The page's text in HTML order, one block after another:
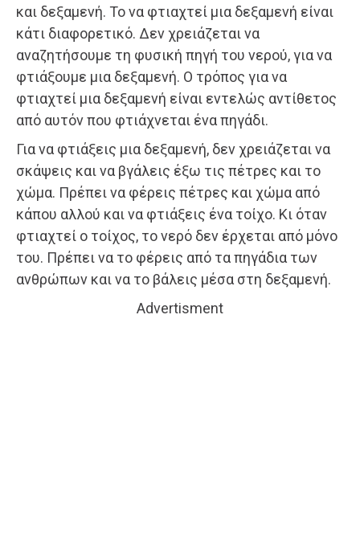
και δεξαμενή. Το να φτιαχτεί μια δεξαμενή είναι
κάτι διαφορετικό. Δεν χρειάζεται να
αναζητήσουμε τη φυσική πηγή του νερού, για να
φτιάξουμε μια δεξαμενή. Ο τρόπος για να
φτιαχτεί μια δεξαμενή είναι εντελώς αντίθετος
από αυτόν που φτιάχνεται ένα πηγάδι.
Για να φτιάξεις μια δεξαμενή, δεν χρειάζεται να
σκάψεις και να βγάλεις έξω τις πέτρες και το
χώμα. Πρέπει να φέρεις πέτρες και χώμα από
κάπου αλλού και να φτιάξεις ένα τοίχο. Κι όταν
φτιαχτεί ο τοίχος, το νερό δεν έρχεται από μόνο
του. Πρέπει να το φέρεις από τα πηγάδια των
ανθρώπων και να το βάλεις μέσα στη δεξαμενή.
Advertisment